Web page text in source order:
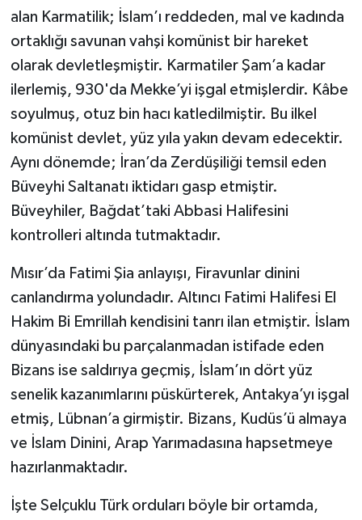
alan Karmatilik; İslam’ı reddeden, mal ve kadında
ortaklığı savunan vahşi komünist bir hareket
olarak devletleşmiştir. Karmatiler Şam’a kadar
ilerlemiş, 930'da Mekke’yi işgal etmişlerdir. Kâbe
soyulmuş, otuz bin hacı katledilmiştir. Bu ilkel
komünist devlet, yüz yıla yakın devam edecektir.
Aynı dönemde; İran’da Zerdüşiliği temsil eden
Büveyhi Saltanatı iktidarı gasp etmiştir.
Büveyhiler, Bağdat’taki Abbasi Halifesini
kontrolleri altında tutmaktadır.
Mısır’da Fatimi Şia anlayışı, Firavunlar dinini
canlandırma yolundadır. Altıncı Fatimi Halifesi El
Hakim Bi Emrillah kendisini tanrı ilan etmiştir. İslam
dünyasındaki bu parçalanmadan istifade eden
Bizans ise saldırıya geçmiş, İslam’ın dört yüz
senelik kazanımlarını püskürterek, Antakya’yı işgal
etmiş, Lübnan’a girmiştir. Bizans, Kudüs’ü almaya
ve İslam Dinini, Arap Yarımadasına hapsetmeye
hazırlanmaktadır.
İşte Selçuklu Türk orduları böyle bir ortamda,